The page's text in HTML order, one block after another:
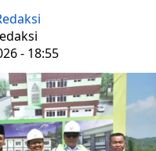
- 18:55